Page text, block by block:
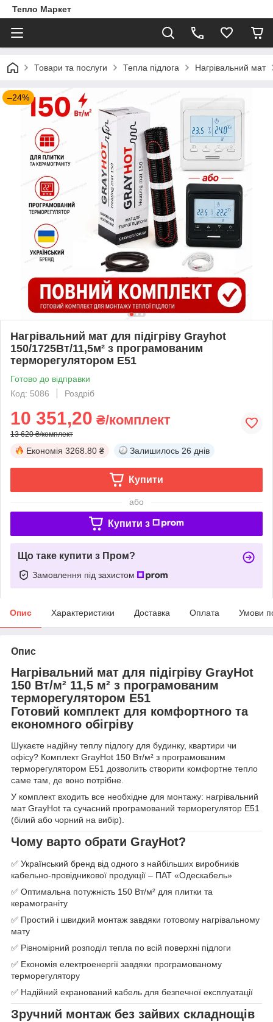
Тепло Маркет
Товари та послуги Тепла підлога Нагрівальний мат
–24%
Нагрівальний мат для підігріву Grayhot
150/1725Вт/11,5м² з програмованим
терморегулятором E51
Готово до відправки
Код: 5086
Роздріб
10 351,20 ₴/комплект
13 620 ₴/комплект
Економія 3268.80 ₴ Залишилось 26 днів
Купити
або
Купити з
Що таке купити з Пром?
Замовлення під захистом
Опис Характеристики Доставка Оплата Умови
Опис
Нагрівальний мат для підігріву GrayHot
150 Вт/м² 11,5 м² з програмованим
терморегулятором E51
Готовий комплект для комфортного та
економного обігріву
Шукаєте надійну теплу підлогу для будинку, квартири чи
офісу? Комплект GrayHot 150 Вт/м² з програмованим
терморегулятором E51 дозволить створити комфортне тепло
саме там, де воно потрібне.
У комплект входить все необхідне для монтажу: нагрівальний
мат GrayHot та сучасний програмований терморегулятор E51
(білий або чорний на вибір).
Чому варто обрати GrayHot?
✅ Український бренд від одного з найбільших виробників
кабельно-провідникової продукції – ПАТ «Одескабель»
✅ Оптимальна потужність 150 Вт/м² для плитки та
керамограніту
✅ Простий і швидкий монтаж завдяки готовому нагрівальному
мату
✅ Рівномірний розподіл тепла по всій поверхні підлоги
✅ Економія електроенергії завдяки програмованому
терморегулятору
✅ Надійний екранований кабель для безпечної експлуатації
Зручний монтаж без зайвих складнощів